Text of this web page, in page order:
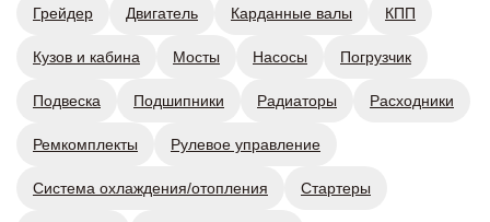
Грейдер Двигатель Карданные валы КПП
Кузов и кабина Мосты Насосы Погрузчик
Подвеска Подшипники Радиаторы Расходники
Ремкомплекты Рулевое управление
Система охлаждения/отопления Стартеры